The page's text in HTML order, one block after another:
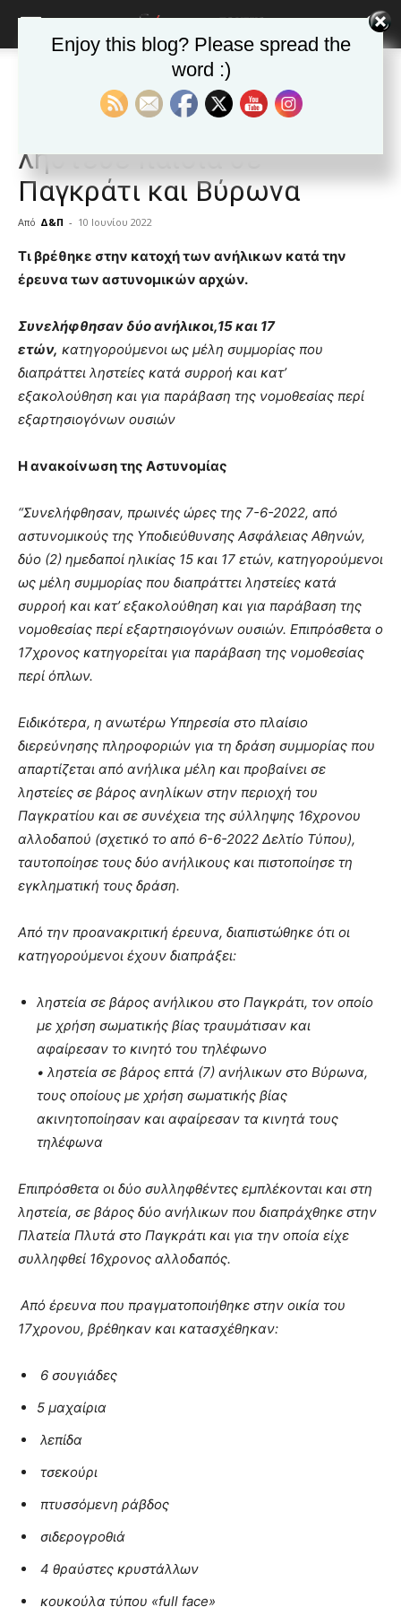
ΕΙΔΗΣΕΙΣ Ελλαδα ΒΥΡΩΝΑΣ Τα νέα της Πόλης
Συμμορία ανηλίκων
λήστευε παιδιά σε
Παγκράτι και Βύρωνα
Από Δ&Π - 10 Ιουνίου 2022
blonde
lesbians
very
cam
show.desi
xxx
lyons
teaches
the
pain.
pornhun
hd
Τι βρέθηκε στην κατοχή των ανήλικων κατά την
έρευνα των αστυνομικών αρχών.
Συνελήφθησαν δύο ανήλικοι,15 και 17
ετών, κατηγορούμενοι ως μέλη συμμορίας που
διαπράττει ληστείες κατά συρροή και κατ’
εξακολούθηση και για παράβαση της νομοθεσίας περί
εξαρτησιογόνων ουσιών
Η ανακοίνωση της Αστυνομίας
“Συνελήφθησαν, πρωινές ώρες της 7-6-2022, από
αστυνομικούς της Υποδιεύθυνσης Ασφάλειας Αθηνών,
δύο (2) ημεδαποί ηλικίας 15 και 17 ετών, κατηγορούμενοι
ως μέλη συμμορίας που διαπράττει ληστείες κατά
συρροή και κατ’ εξακολούθηση και για παράβαση της
νομοθεσίας περί εξαρτησιογόνων ουσιών. Επιπρόσθετα ο
17χρονος κατηγορείται για παράβαση της νομοθεσίας
περί όπλων.
Ειδικότερα, η ανωτέρω Υπηρεσία στο πλαίσιο
διερεύνησης πληροφοριών για τη δράση συμμορίας που
απαρτίζεται από ανήλικα μέλη και προβαίνει σε
ληστείες σε βάρος ανηλίκων στην περιοχή του
Παγκρατίου και σε συνέχεια της σύλληψης 16χρονου
αλλοδαπού (σχετικό το από 6-6-2022 Δελτίο Τύπου),
ταυτοποίησε τους δύο ανήλικους και πιστοποίησε τη
εγκληματική τους δράση.
Από την προανακριτική έρευνα, διαπιστώθηκε ότι οι
κατηγορούμενοι έχουν διαπράξει:
ληστεία σε βάρος ανήλικου στο Παγκράτι, τον οποίο
με χρήση σωματικής βίας τραυμάτισαν και
αφαίρεσαν το κινητό του τηλέφωνο
• ληστεία σε βάρος επτά (7) ανήλικων στο Βύρωνα,
τους οποίους με χρήση σωματικής βίας
ακινητοποίησαν και αφαίρεσαν τα κινητά τους
τηλέφωνα
Επιπρόσθετα οι δύο συλληφθέντες εμπλέκονται και στη
ληστεία, σε βάρος δύο ανήλικων που διαπράχθηκε στην
Πλατεία Πλυτά στο Παγκράτι και για την οποία είχε
συλληφθεί 16χρονος αλλοδαπός.
Από έρευνα που πραγματοποιήθηκε στην οικία του
17χρονου, βρέθηκαν και κατασχέθηκαν:
6 σουγιάδες
5 μαχαίρια
λεπίδα
τσεκούρι
πτυσσόμενη ράβδος
σιδερογροθιά
4 θραύστες κρυστάλλων
κουκούλα τύπου «full face»
Enjoy this blog? Please spread the
word :)